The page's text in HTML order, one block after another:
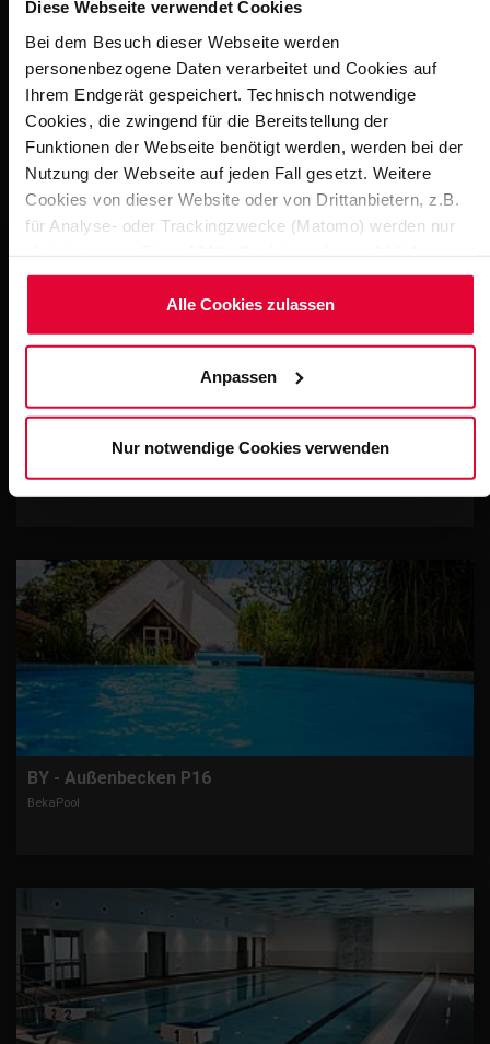
Diese Webseite verwendet Cookies
Bei dem Besuch dieser Webseite werden
personenbezogene Daten verarbeitet und Cookies auf
Ihrem Endgerät gespeichert. Technisch notwendige
Cookies, die zwingend für die Bereitstellung der
Funktionen der Webseite benötigt werden, werden bei der
Nutzung der Webseite auf jeden Fall gesetzt. Weitere
Cookies von dieser Website oder von Drittanbietern, z.B.
für Analyse- oder Trackingzwecke (Matomo) werden nur
Möchten Sie dies nicht, klicken Sie bitte auf "Nur
notwendige Cookies verwenden". Mehr dazu
(einschließlich der Möglichkeit, die Einwilligungserklärung
Cookie-Hinweis(Link im Fuß der Website) bzw.
derDatenschutzerklärung.
Alle Cookies zulassen
Anpassen
Nur notwendige Cookies verwenden
consists of precisely prefabricated concrete elements
with integrated plastic lining that are quick to install and
completely watertight.
Impressions
Bad Arolsen - Welcome Hotel
BekaPool
BY - Außenbecken P16
BekaPool